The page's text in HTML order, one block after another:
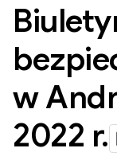
w
2022 r.